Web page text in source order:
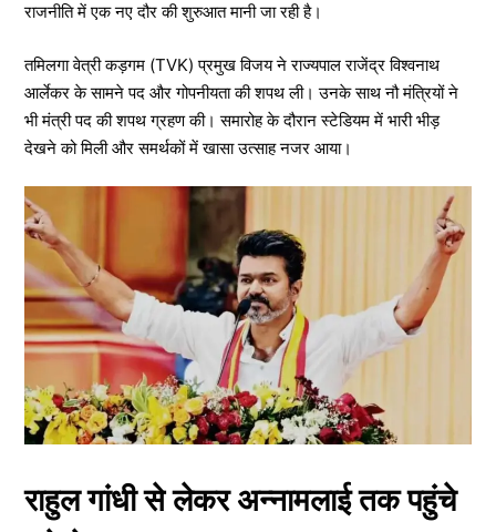
राजनीति में एक नए दौर की शुरुआत मानी जा रही है।
तमिलगा वेत्री कड़गम (TVK) प्रमुख विजय ने राज्यपाल राजेंद्र विश्वनाथ
आर्लेकर के सामने पद और गोपनीयता की शपथ ली। उनके साथ नौ मंत्रियों ने
भी मंत्री पद की शपथ ग्रहण की। समारोह के दौरान स्टेडियम में भारी भीड़
देखने को मिली और समर्थकों में खासा उत्साह नजर आया।
राहुल गांधी से लेकर अन्नामलाई तक पहुंचे